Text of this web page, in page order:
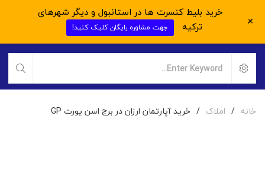
خانه / املاک / خرید آپارتمان ارزان در برج اسن یورت GP
خرید بلیط کنسرت ها در استانبول و دیگر شهرهای
ترکیه
جهت مشاوره رایگان کلیک کنید! +